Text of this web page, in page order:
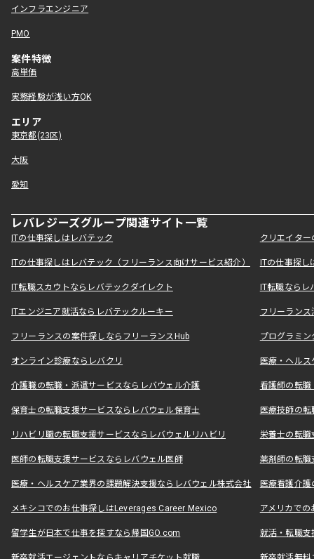
インフラエンジニア
PMO
案件特徴
高単価
実務経験が浅い方OK
エリア
東京都(23区)
大阪
愛知
レバレジーズグループ関連サイト一覧
ITの仕事探しはレバテック クリエイタ
ITの仕事探しはレバテック（フリーランス向けサービス紹介） ITの仕事探
IT転職スカウトならレバテックダイレクト IT転職なら
ITエンジニア就活ならレバテックルーキー フリーラン
フリーランスの案件探しならフリーランスHub プログラミ
オンライン診療ならレバクリ 医療・ヘル
介護職の転職・派遣サービスならレバウェル介護 看護師の転
保育士の転職支援サービスならレバウェル保育士 医療技師の
リハビリ職の転職支援サービスならレバウェルリハビリ 栄養士の転
医師の転職支援サービスならレバウェル医師 薬剤師の転
医療・ヘルスケア業界の課題解決支援ならレバウェル株式会社 医療看護介
メキシコでのお仕事探しはLeverages Career Mexico アメリカで
留学生が日本で仕事を探すなら帰国GO.com 就活・転職